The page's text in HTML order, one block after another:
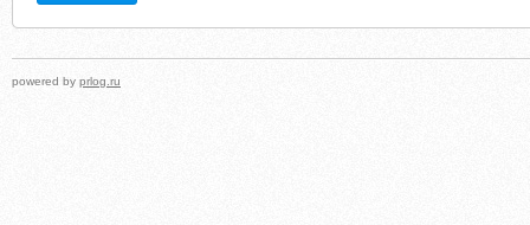
powered by prlog.ru